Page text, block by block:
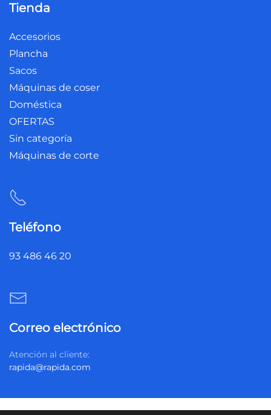
Tienda
Accesorios
Plancha
Sacos
Máquinas de coser
Doméstica
OFERTAS
Sin categoría
Máquinas de corte
Teléfono
93 486 46 20
Correo electrónico
Atención al cliente:
rapida@rapida.com